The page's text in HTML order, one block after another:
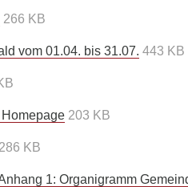
266 KB
vom 01.04. bis 31.07. 443 KB
203 KB
286 KB
1: Organigramm